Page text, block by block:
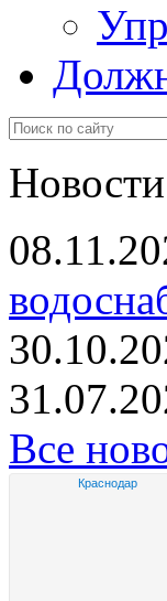
Все
Краснодар